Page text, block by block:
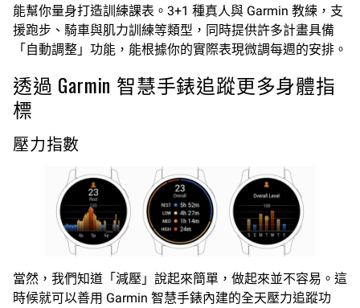
能幫你量身打造訓練課表。3+1 種真人與 Garmin 教練，支
援跑步、騎車與肌力訓練等類型，同時提供許多計畫具備
「自動調整」功能，能根據你的實際表現微調每週的安排。
透過 Garmin 智慧手錶追蹤更多身體指
標
壓力指數
當然，我們知道「減壓」說起來簡單，做起來並不容易。這
時候就可以善用 Garmin 智慧手錶內建的全天壓力追蹤功